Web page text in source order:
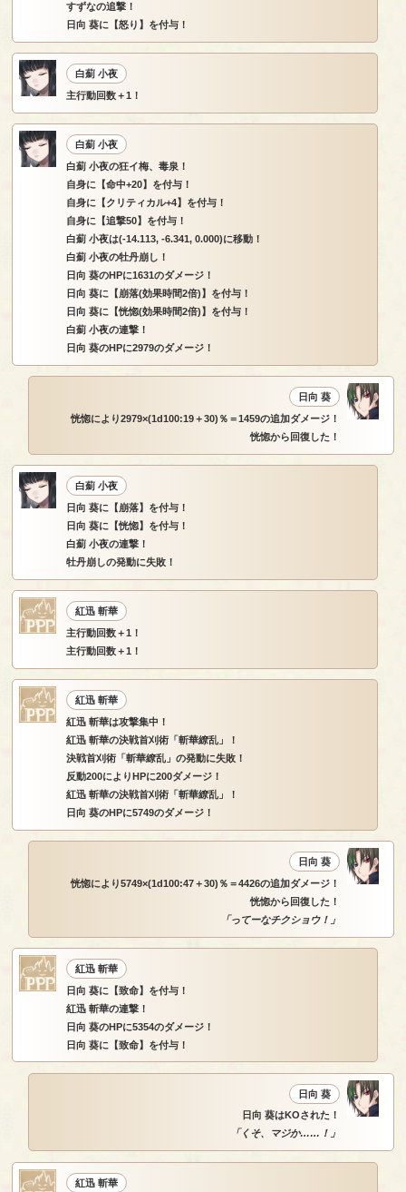
すずなの追撃！
日向 葵に【怒り】を付与！
白薊 小夜
主行動回数＋1！
白薊 小夜
白薊 小夜の狂イ梅、毒泉！
自身に【命中+20】を付与！
自身に【クリティカル+4】を付与！
自身に【追撃50】を付与！
白薊 小夜は(-14.113, -6.341, 0.000)に移動！
白薊 小夜の牡丹崩し！
日向 葵のHPに1631のダメージ！
日向 葵に【崩落(効果時間2倍)】を付与！
日向 葵に【恍惚(効果時間2倍)】を付与！
白薊 小夜の連撃！
日向 葵のHPに2979のダメージ！
日向 葵
恍惚により2979×(1d100:19＋30)％＝1459の追加ダメージ！
恍惚から回復した！
白薊 小夜
日向 葵に【崩落】を付与！
日向 葵に【恍惚】を付与！
白薊 小夜の連撃！
牡丹崩しの発動に失敗！
紅迅 斬華
主行動回数＋1！
主行動回数＋1！
紅迅 斬華
紅迅 斬華は攻撃集中！
紅迅 斬華の決戦首刈術「斬華繚乱」！
決戦首刈術「斬華繚乱」の発動に失敗！
反動200によりHPに200ダメージ！
紅迅 斬華の決戦首刈術「斬華繚乱」！
日向 葵のHPに5749のダメージ！
日向 葵
恍惚により5749×(1d100:47＋30)％＝4426の追加ダメージ！
恍惚から回復した！
「ってーなチクショウ！」
紅迅 斬華
日向 葵に【致命】を付与！
紅迅 斬華の連撃！
日向 葵のHPに5354のダメージ！
日向 葵に【致命】を付与！
日向 葵
日向 葵はKOされた！
「くそ、マジか……！」
紅迅 斬華